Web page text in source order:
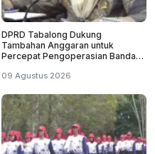
DPRD Tabalong Dukung
Tambahan Anggaran untuk
Percepat Pengoperasian Bandara
09 Agustus 2026